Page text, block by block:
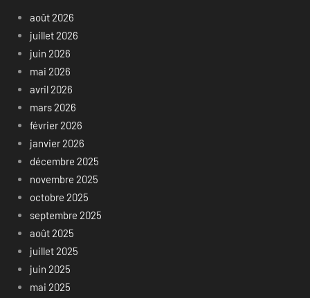
août 2026
juillet 2026
juin 2026
mai 2026
avril 2026
mars 2026
février 2026
janvier 2026
décembre 2025
novembre 2025
octobre 2025
septembre 2025
août 2025
juillet 2025
juin 2025
mai 2025